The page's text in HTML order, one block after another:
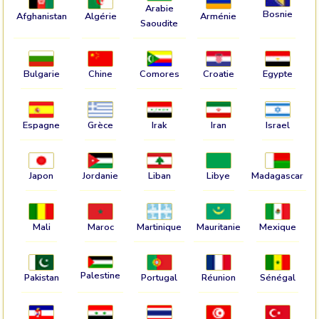
Afghanistan Algérie
Arabie
Saoudite
Arménie Bosnie
Bulgarie Chine Comores Croatie Egypte
Espagne Grèce Irak Iran Israel
Japon Jordanie Liban Libye Madagascar
Mali Maroc Martinique Mauritanie Mexique
Pakistan Palestine Portugal Réunion Sénégal